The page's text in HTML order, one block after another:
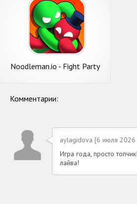
Noodleman.io - Fight Party
Комментарии:
aylagidova [6 июля 2026
Игра года, просто
лайва!